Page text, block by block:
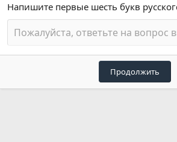
Напишите первые шесть букв
Продолжить